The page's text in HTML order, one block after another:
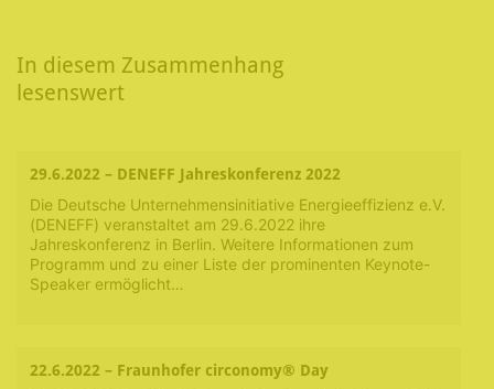
In diesem Zusammenhang
lesenswert
29.6.2022 – DENEFF Jahreskonferenz 2022
Die Deutsche Unternehmensinitiative Energieeffizienz e.V.
(DENEFF) veranstaltet am 29.6.2022 ihre
Jahreskonferenz in Berlin. Weitere Informationen zum
Programm und zu einer Liste der prominenten Keynote-
Speaker ermöglicht…
22.6.2022 – Fraunhofer circonomy® Day